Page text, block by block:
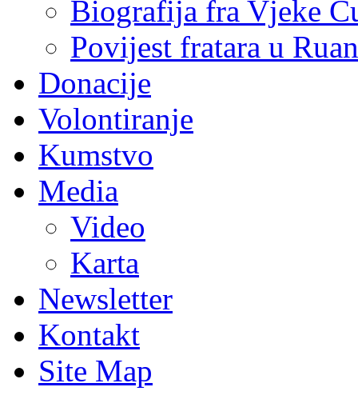
Biografija fra Vjeke
Povijest fratara u
Donacije
Volontiranje
Kumstvo
Media
Video
Karta
Newsletter
Kontakt
Site Map